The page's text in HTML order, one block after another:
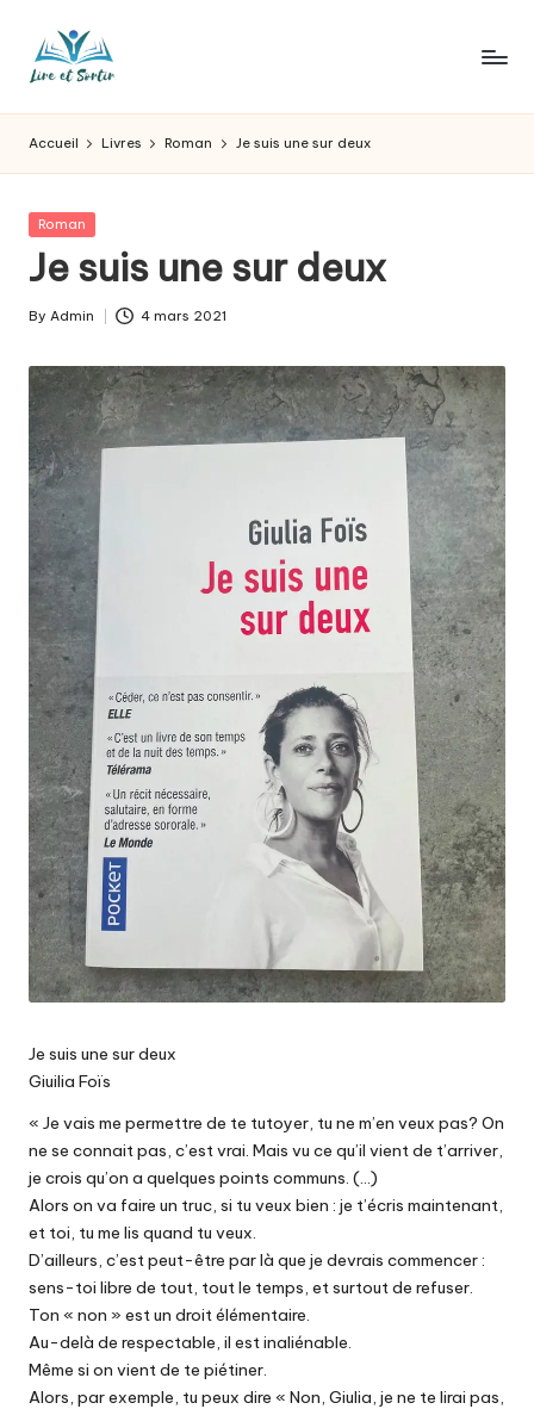
L
ir
e
e
t
s
o
r
t
ir
pour
les
goûts,
des
pour
les
jours.
Accueil Livres Roman Je suis une sur deux
Posted
Roman
Je suis une sur deux
Posted
By Admin 4 mars 2021
Je suis une sur deux
Giuilia Foïs
« Je vais me permettre de te tutoyer, tu ne m’en veux pas? On
ne se connait pas, c’est vrai. Mais vu ce qu’il vient de t’arriver,
je crois qu’on a quelques points communs. (…)
Alors on va faire un truc, si tu veux bien : je t’écris maintenant,
et toi, tu me lis quand tu veux.
D’ailleurs, c’est peut-être par là que je devrais commencer :
sens-toi libre de tout, tout le temps, et surtout de refuser.
Ton « non » est un droit élémentaire.
Au-delà de respectable, il est inaliénable.
Même si on vient de te piétiner.
Alors, par exemple, tu peux dire « Non, Giulia, je ne te lirai pas,